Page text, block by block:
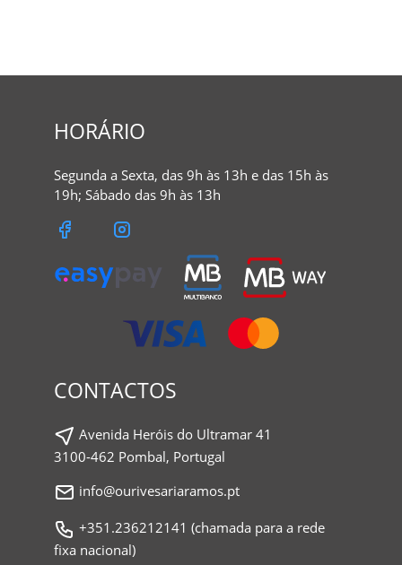
HORÁRIO
Segunda a Sexta, das 9h às 13h e das 15h às
19h; Sábado das 9h às 13h
CONTACTOS
Avenida Heróis do Ultramar 41
3100-462 Pombal, Portugal
info@ourivesariaramos.pt
+351.236212141 (chamada para a rede
fixa nacional)